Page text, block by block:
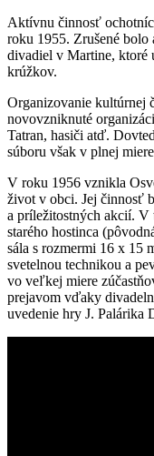
Aktívnu činnosť
roku 1955. Zrušené
divadiel v Martine, ktoré
krúžkov.
Organizovanie kultúrnej
novovzniknuté
Tatran, hasiči atď.
súboru však v plnej
V roku 1956 vznikla
život v obci. Jej činnosť
a príležitostných akcií. V
starého hostinca
sála s rozmermi 16 x 15
svetelnou technikou a
vo veľkej miere
prejavom vďaky
uvedenie hry J. Palárika